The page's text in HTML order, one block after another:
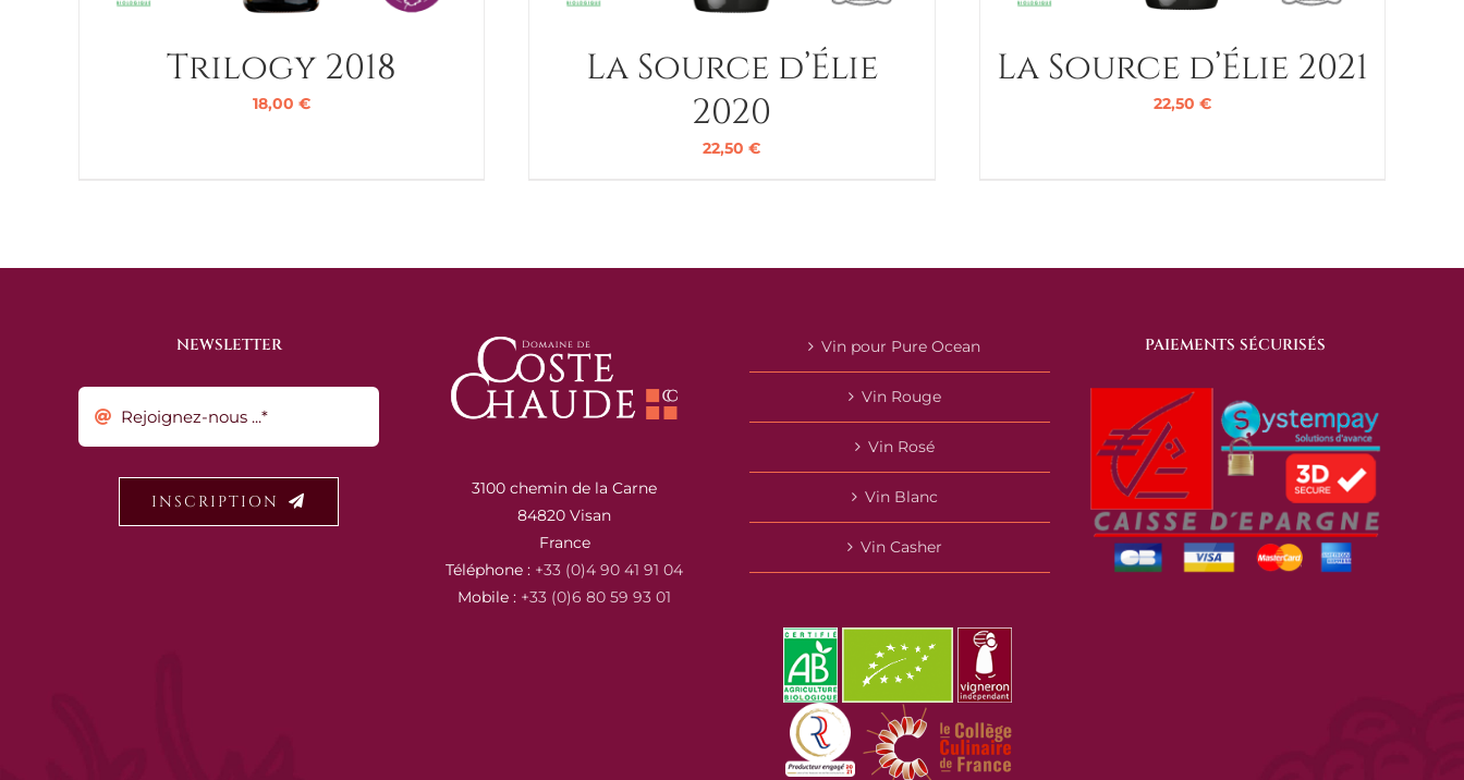
Trilogy 2018
18,00 €
La Source d’Élie
2020
22,50 €
La Source d’Élie 2021
22,50 €
NEWSLETTER
INSCRIPTION
3100 chemin de la Carne
84820 Visan
France
Téléphone : +33 (0)4 90 41 91 04
Mobile : +33 (0)6 80 59 93 01
Vin pour Pure Ocean
Vin Rouge
Vin Rosé
Vin Blanc
Vin Casher
PAIEMENTS SÉCURISÉS